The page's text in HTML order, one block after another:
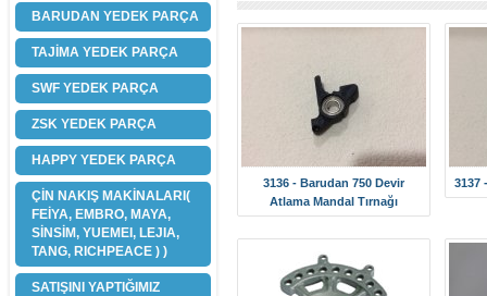
BARUDAN YEDEK PARÇA
TAJİMA YEDEK PARÇA
SWF YEDEK PARÇA
ZSK YEDEK PARÇA
HAPPY YEDEK PARÇA
ÇİN NAKIŞ MAKİNALARI(
FEİYA, EMBRO, MAYA,
SİNSİM, YUEMEI, LEJIA,
TANG, RICHPEACE ) )
SATIŞINI YAPTIĞIMIZ
3136 - Barudan 750 Devir
Atlama Mandal Tırnağı
3137